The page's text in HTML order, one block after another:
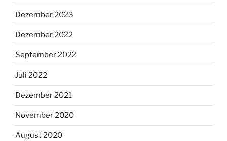
Dezember 2023
Dezember 2022
September 2022
Juli 2022
Dezember 2021
November 2020
August 2020